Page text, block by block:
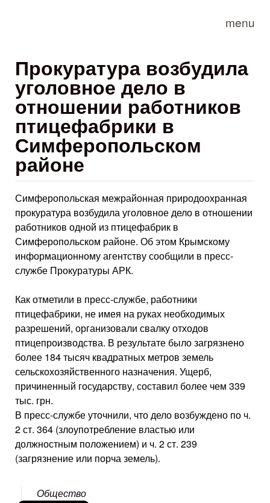
menu
Прокуратура возбудила
уголовное дело в
отношении работников
птицефабрики в
Симферопольском
районе
Симферопольская межрайонная природоохранная
прокуратура возбудила уголовное дело в отношении
работников одной из птицефабрик в
Симферопольском районе. Об этом Крымскому
информационному агентству сообщили в пресс-
службе Прокуратуры АРК.
Как отметили в пресс-службе, работники
птицефабрики, не имея на руках необходимых
разрешений, организовали свалку отходов
птицепроизводства. В результате было загрязнено
более 184 тысяч квадратных метров земель
сельскохозяйственного назначения. Ущерб,
причиненный государству, составил более чем 339
тыс. грн.
В пресс-службе уточнили, что дело возбуждено по ч.
2 ст. 364 (злоупотребление властью или
должностным положением) и ч. 2 ст. 239
(загрязнение или порча земель).
Общество